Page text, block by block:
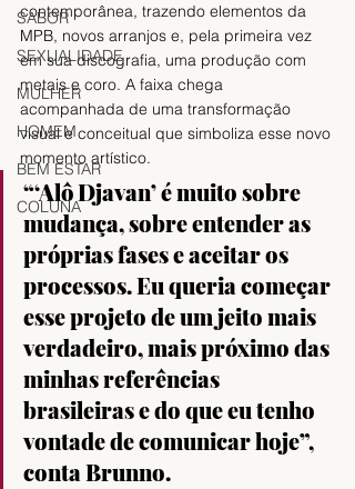
SABOR
SEXUALIDADE
MULHER
HOMEM
BEM ESTAR
COLUNA
contemporânea, trazendo elementos da
MPB, novos arranjos e, pela primeira vez
em sua discografia, uma produção com
metais e coro. A faixa chega
acompanhada de uma transformação
visual e conceitual que simboliza esse novo
momento artístico.
“‘Alô Djavan’ é muito sobre
mudança, sobre entender as
próprias fases e aceitar os
processos. Eu queria começar
esse projeto de um jeito mais
verdadeiro, mais próximo das
minhas referências
brasileiras e do que eu tenho
vontade de comunicar hoje”,
conta Brunno.